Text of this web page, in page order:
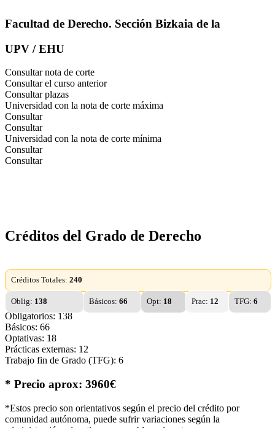
Facultad de Derecho. Sección Bizkaia de la
UPV / EHU
Consultar nota de corte
Consultar el curso anterior
Consultar plazas
Universidad con la nota de corte máxima
Consultar
Consultar
Universidad con la nota de corte mínima
Consultar
Consultar
Créditos del Grado de Derecho
Créditos Totales: 240
Oblig: 138 Básicos: 66 Opt: 18 Prac: 12 TFG:6
Obligatorios: 138
Básicos: 66
Optativas: 18
Prácticas externas: 12
Trabajo fin de Grado (TFG): 6
* Precio aprox: 3960€
*Estos precio son orientativos según el precio del crédito por
comunidad autónoma, puede sufrir variaciones según la